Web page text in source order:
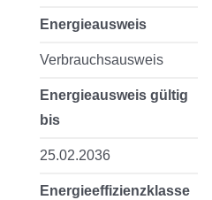
Energieausweis
Verbrauchsausweis
Energieausweis gültig
bis
25.02.2036
Energieeffizienzklasse